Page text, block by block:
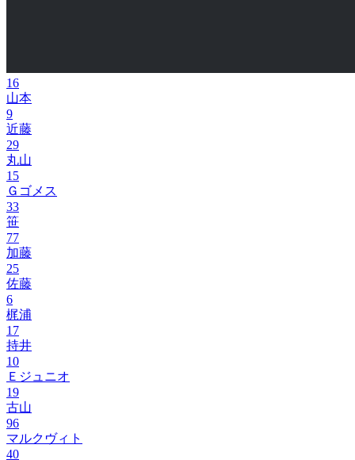
16
山本
9
近藤
29
丸山
15
Ｇゴメス
33
笹
77
加藤
25
佐藤
6
梶浦
17
持井
10
Ｅジュニオ
19
古山
96
マルクヴィト
40